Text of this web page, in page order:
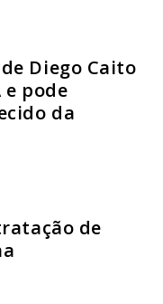
Diego Caito
e pode
da
de